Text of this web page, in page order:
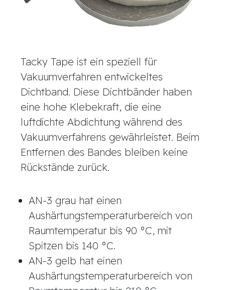
Tacky Tape ist ein speziell für
Vakuumverfahren entwickeltes
Dichtband. Diese Dichtbänder haben
eine hohe Klebekraft, die eine
luftdichte Abdichtung während des
Vakuumverfahrens gewährleistet. Beim
Entfernen des Bandes bleiben keine
Rückstände zurück.
AN-3 grau hat einen
Aushärtungstemperaturbereich von
Raumtemperatur bis 90 °C, mit
Spitzen bis 140 °C.
AN-3 gelb hat einen
Aushärtungstemperaturbereich von